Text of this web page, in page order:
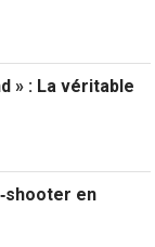
» : La véritable
en